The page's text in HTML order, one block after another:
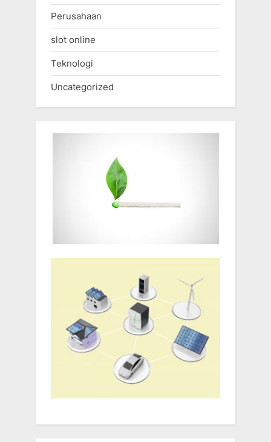
Perusahaan
slot online
Teknologi
Uncategorized